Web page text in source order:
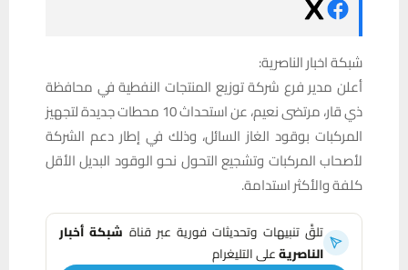
شبكة اخبار الناصرية:
أعلن مدير فرع شركة توزيع المنتجات النفطية في محافظة
ذي قار، مرتضى نعيم، عن استحداث 10 محطات جديدة لتجهيز
المركبات بوقود الغاز السائل، وذلك في إطار دعم الشركة
لأصحاب المركبات وتشجيع التحول نحو الوقود البديل الأقل
كلفة والأكثر استدامة.
تلقَّ تنبيهات وتحديثات فورية عبر قناة شبكة أخبار
الناصريةعلى التليغرام